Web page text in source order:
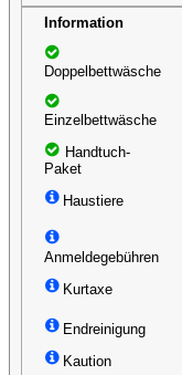
Information
Doppelbettwäsche
Einzelbettwäsche
Handtuch-
Paket
Haustiere
Anmeldegebühren
Kurtaxe
Endreinigung
Kaution